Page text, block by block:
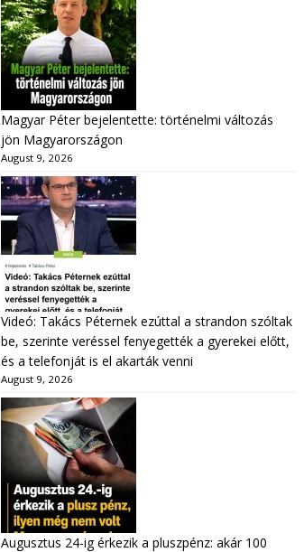
Magyar Péter bejelentette: történelmi változás
jön Magyarországon
August 9, 2026
Videó: Takács Péternek ezúttal a strandon szóltak
be, szerinte veréssel fenyegették a gyerekei előtt,
és a telefonját is el akarták venni
August 9, 2026
Augusztus 24-ig érkezik a pluszpénz: akár 100